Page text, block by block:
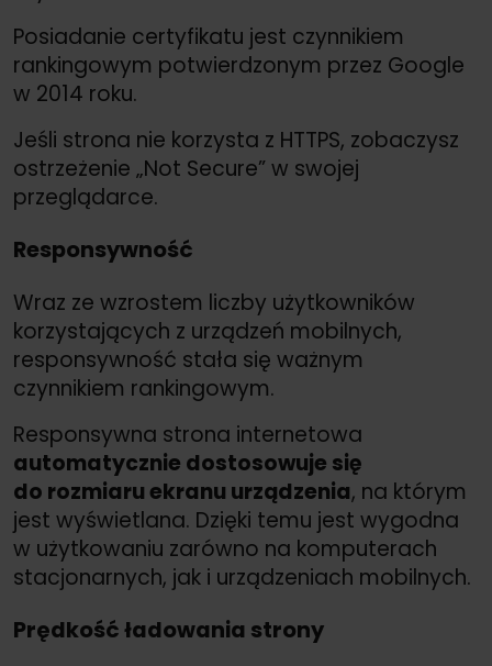
Posiadanie certyfikatu jest czynnikiem
rankingowym potwierdzonym przez Google
w 2014 roku.
Jeśli strona nie korzysta z HTTPS, zobaczysz
ostrzeżenie „Not Secure” w swojej
przeglądarce.
Responsywność
Wraz ze wzrostem liczby użytkowników
korzystających z urządzeń mobilnych,
responsywność stała się ważnym
czynnikiem rankingowym.
Responsywna strona internetowa
automatycznie dostosowuje się
do rozmiaru ekranu urządzenia, na którym
jest wyświetlana. Dzięki temu jest wygodna
w użytkowaniu zarówno na komputerach
stacjonarnych, jak i urządzeniach mobilnych.
Prędkość ładowania strony